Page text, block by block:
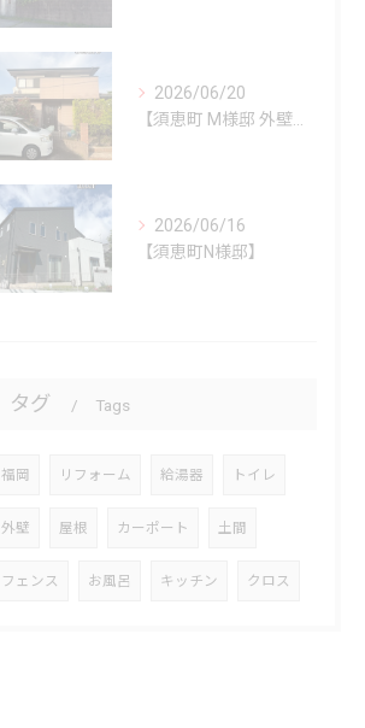
2026/06/20
2026/06/16
【須恵町N様邸】
タグ Tags
福岡 リフォーム 給湯器 トイレ
外壁 屋根 カーポート 土間
フェンス お風呂 キッチン クロス